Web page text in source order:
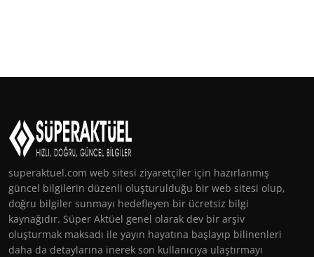
superaktuel.com web sitesi ziyaretçiler için hazırlanmış
güncel bilgilerin düzenli oluşturulduğu bir web sitesi olup,
doğru bilgiler sunmayı hedefleyen bir ücretsiz bilgi
kaynağıdır. Süper Aktüel genel olarak dev bir arşiv
oluşturmak maksadı ile yayın hayatına başlayıp bilinenleri
daha da detaylarına inerek son kullanıcıya ulaştırmayı